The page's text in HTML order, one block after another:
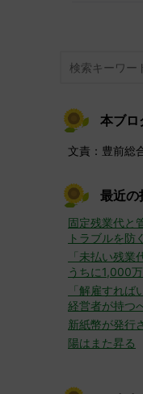
本ブロ
文責：豊前総
最近の
固定残業代と
トラブルを防
「未払い残
うちに1,000
「解雇すれ
経営者が持つ
新紙幣が発行
陽はまた昇る